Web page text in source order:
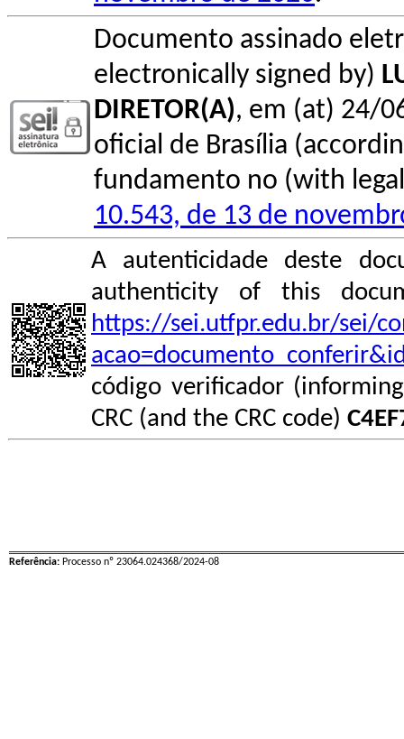
Documento assinado
electronically signed by)
DIRETOR(A), em (at) 24/
oficial de Brasília
fundamento no (with
10.543, de 13 de
A autenticidade deste
authenticity of this
https://sei.utfpr.edu.br/sei/
código verificador
CRC (and the CRC code)
Referência: Processo nº 23064.024368/2024-08